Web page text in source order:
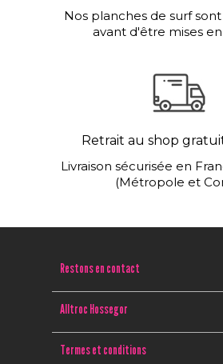
Nos planches de surf
avant d'être mises
Retrait au shop
Livraison sécurisée en
(Métropole et
Restons en contact
Alltroc Hossegor
Termes et conditions